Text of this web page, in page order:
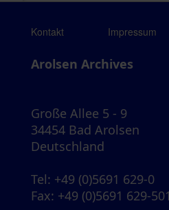
Kontakt Impressum
Arolsen Archives
Große Allee 5 - 9
34454 Bad Arolsen
Deutschland
Tel: +49 (0)5691 629-0
Fax: +49 (0)5691 629-